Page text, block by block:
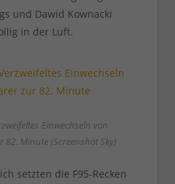
und Dawid Kownacki
in der Luft.
Einwechseln von
Minute (Screenshot Sky)
setzten die F95-Recken